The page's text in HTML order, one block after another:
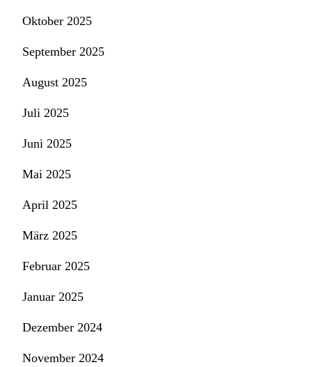
Oktober 2025
September 2025
August 2025
Juli 2025
Juni 2025
Mai 2025
April 2025
März 2025
Februar 2025
Januar 2025
Dezember 2024
November 2024